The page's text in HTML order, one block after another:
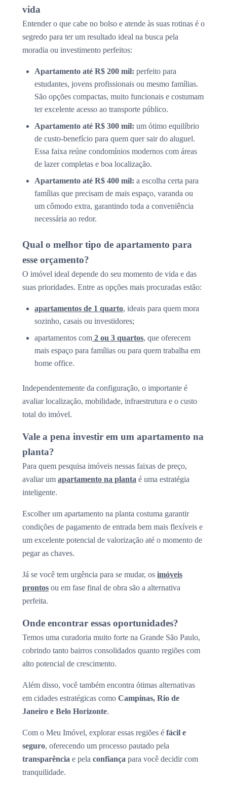
vida
Entender o que cabe no bolso e atende às suas rotinas é o
segredo para ter um resultado ideal na busca pela
moradia ou investimento perfeitos:
Apartamento até R$ 200 mil: perfeito para
estudantes, jovens profissionais ou mesmo famílias.
São opções compactas, muito funcionais e costumam
ter excelente acesso ao transporte público.
Apartamento até R$ 300 mil: um ótimo equilíbrio
de custo-benefício para quem quer sair do aluguel.
Essa faixa reúne condomínios modernos com áreas
de lazer completas e boa localização.
Apartamento até R$ 400 mil: a escolha certa para
famílias que precisam de mais espaço, varanda ou
um cômodo extra, garantindo toda a conveniência
necessária ao redor.
Qual o melhor tipo de apartamento para
esse orçamento?
O imóvel ideal depende do seu momento de vida e das
suas prioridades. Entre as opções mais procuradas estão:
apartamentos de 1 quarto, ideais para quem mora
sozinho, casais ou investidores;
apartamentos com 2 ou 3 quartos, que oferecem
mais espaço para famílias ou para quem trabalha em
home office.
Independentemente da configuração, o importante é
avaliar localização, mobilidade, infraestrutura e o custo
total do imóvel.
Vale a pena investir em um apartamento na
planta?
Para quem pesquisa imóveis nessas faixas de preço,
avaliar um apartamento na planta é uma estratégia
inteligente.
Escolher um apartamento na planta costuma garantir
condições de pagamento de entrada bem mais flexíveis e
um excelente potencial de valorização até o momento de
pegar as chaves.
Já se você tem urgência para se mudar, os imóveis
prontos ou em fase final de obra são a alternativa
perfeita.
Onde encontrar essas oportunidades?
Temos uma curadoria muito forte na Grande São Paulo,
cobrindo tanto bairros consolidados quanto regiões com
alto potencial de crescimento.
Além disso, você também encontra ótimas alternativas
em cidades estratégicas como Campinas, Rio de
Janeiro e Belo Horizonte.
Com o Meu Imóvel, explorar essas regiões é fácil e
seguro, oferecendo um processo pautado pela
transparência e pela confiança para você decidir com
tranquilidade.